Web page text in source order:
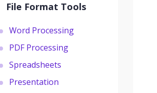
File Format Tools
Word Processing
PDF Processing
Spreadsheets
Presentation